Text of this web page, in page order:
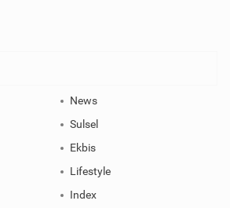
News
Sulsel
Ekbis
Lifestyle
Index